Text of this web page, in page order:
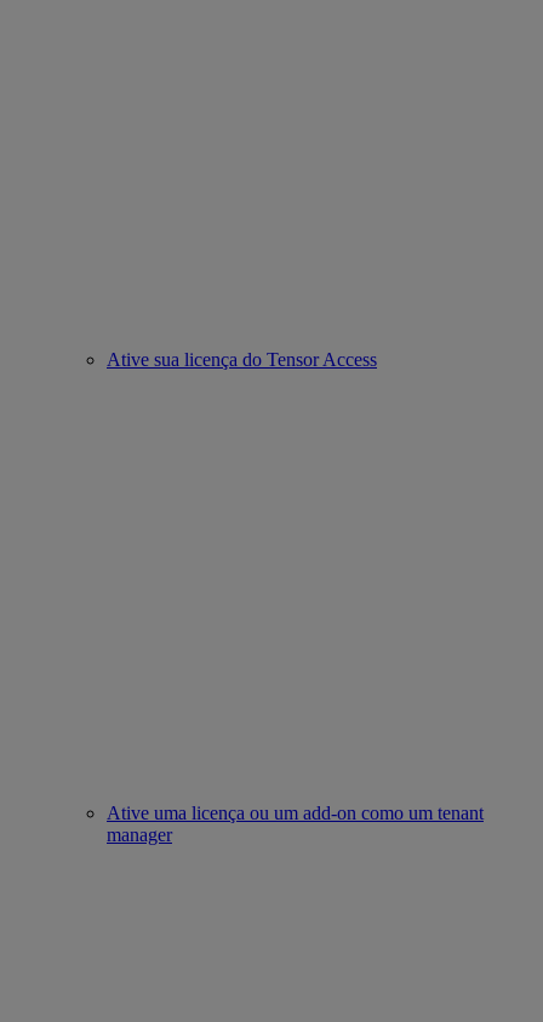
Ative sua licença do Tensor Access
Ative uma licença ou um add-on como um tenant
manager